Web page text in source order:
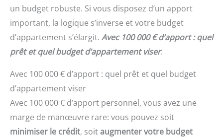
un budget robuste. Si vous disposez d’un apport
important, la logique s’inverse et votre budget
d’appartement s’élargit. Avec 100 000 € d’apport : quel
prêt et quel budget d’appartement viser.
Avec 100 000 € d’apport : quel prêt et quel budget
d’appartement viser
Avec 100 000 € d’apport personnel, vous avez une
marge de manœuvre rare: vous pouvez soit
minimiser le crédit, soitaugmenter votre budget